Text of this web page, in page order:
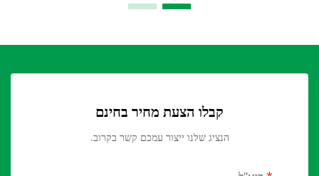
קבלו הצעת מחיר בחינם
הנציג שלנו ייצור עמכם קשר בקרוב.